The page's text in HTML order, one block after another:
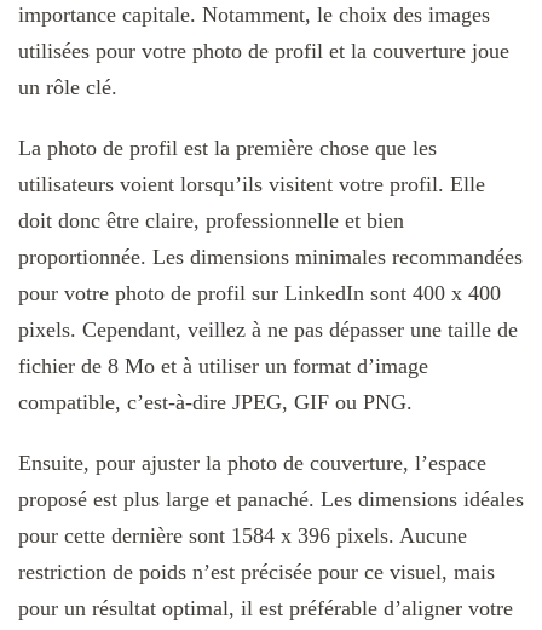
importance capitale. Notamment, le choix des images
utilisées pour votre photo de profil et la couverture joue
un rôle clé.
La photo de profil est la première chose que les
utilisateurs voient lorsqu’ils visitent votre profil. Elle
doit donc être claire, professionnelle et bien
proportionnée. Les dimensions minimales recommandées
pour votre photo de profil sur LinkedIn sont 400 x 400
pixels. Cependant, veillez à ne pas dépasser une taille de
fichier de 8 Mo et à utiliser un format d’image
compatible, c’est-à-dire JPEG, GIF ou PNG.
Ensuite, pour ajuster la photo de couverture, l’espace
proposé est plus large et panaché. Les dimensions idéales
pour cette dernière sont 1584 x 396 pixels. Aucune
restriction de poids n’est précisée pour ce visuel, mais
pour un résultat optimal, il est préférable d’aligner votre